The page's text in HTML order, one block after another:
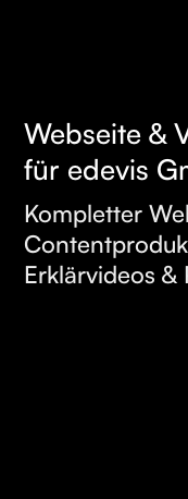
MEHR
ERFAHREN
Webseite &
für edevis
Kompletter
Erklärvideos